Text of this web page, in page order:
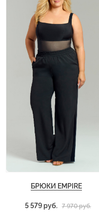
БРЮКИ EMPIRE
5 579 руб. 7 970 руб.